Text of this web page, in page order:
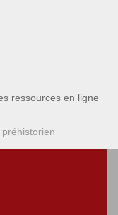
ressources en ligne